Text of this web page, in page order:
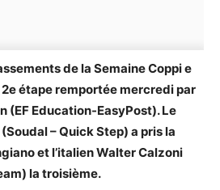
de la Semaine Coppi e
2e étape remportée mercredi par
(EF Education-EasyPost). Le
– Quick Step) a pris la
et l’italien Walter Calzoni
la troisième.